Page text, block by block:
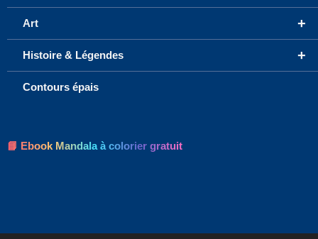
+
Art
+
Histoire & Légendes
Contours épais
📘 Ebook Mandala à colorier gratuit